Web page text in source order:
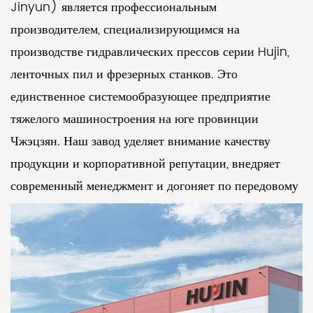
Jinyun) является профессиональным
производителем, специализирующимся на
производстве гидравлических прессов серии Hujin,
ленточных пил и фрезерных станков. Это
единственное системообразующее предприятие
тяжелого машиностроения на юге провинции
Чжэцзян. Наш завод уделяет внимание качеству
продукции и корпоративной репутации, внедряет
современный менеджмент и догоняет по передовому
уровню своих аналогов. На протяжении многих лет
она была оценена как подразделение с надежным
качеством продукции, соблюдающее контракты и
выполняющее обещания.